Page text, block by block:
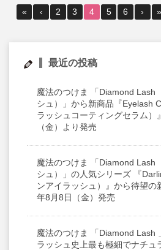
« ‹ 2 3 4 5 6 › »
最近の投稿
魔法のつけま 「Diamond Lash
シュ）」から新商品『Eyelash
ラッシュコーティングセラム）
（金）より発売
魔法のつけま 「Diamond Lash
シュ）」の人気シリーズ 『
ンアイラッシュ）』から待望の
年8月8日（金）発売
魔法のつけま 「Diamond Lash
ラッシュ史上最も極細でナチュ